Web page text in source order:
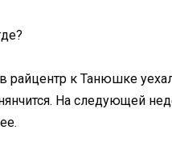
райцентр к Танюшке
На следующей